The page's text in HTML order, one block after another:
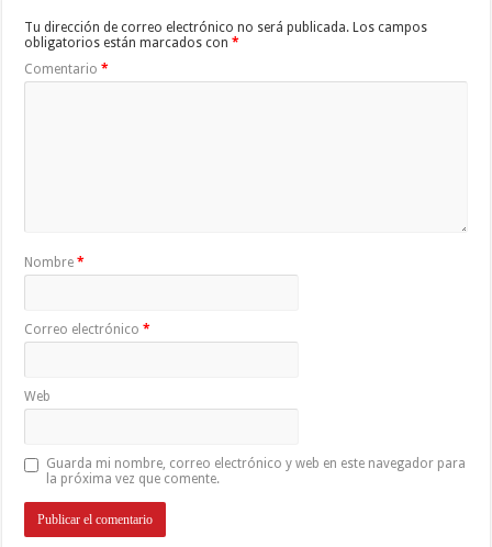
Tu dirección de correo electrónico no será publicada. Los campos
obligatorios están marcados con*
Comentario*
Nombre*
Correo electrónico*
Web
Guarda mi nombre, correo electrónico y web en este navegador para
la próxima vez que comente.